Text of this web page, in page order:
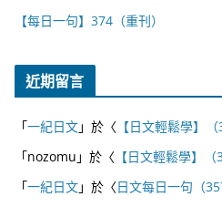
【每日一句】374（重刊）
近期留言
「一紀日文」於〈 【日文輕鬆學】
「nozomu 」於〈 【日文輕鬆學】（
「一紀日文」於〈日文每日一句（